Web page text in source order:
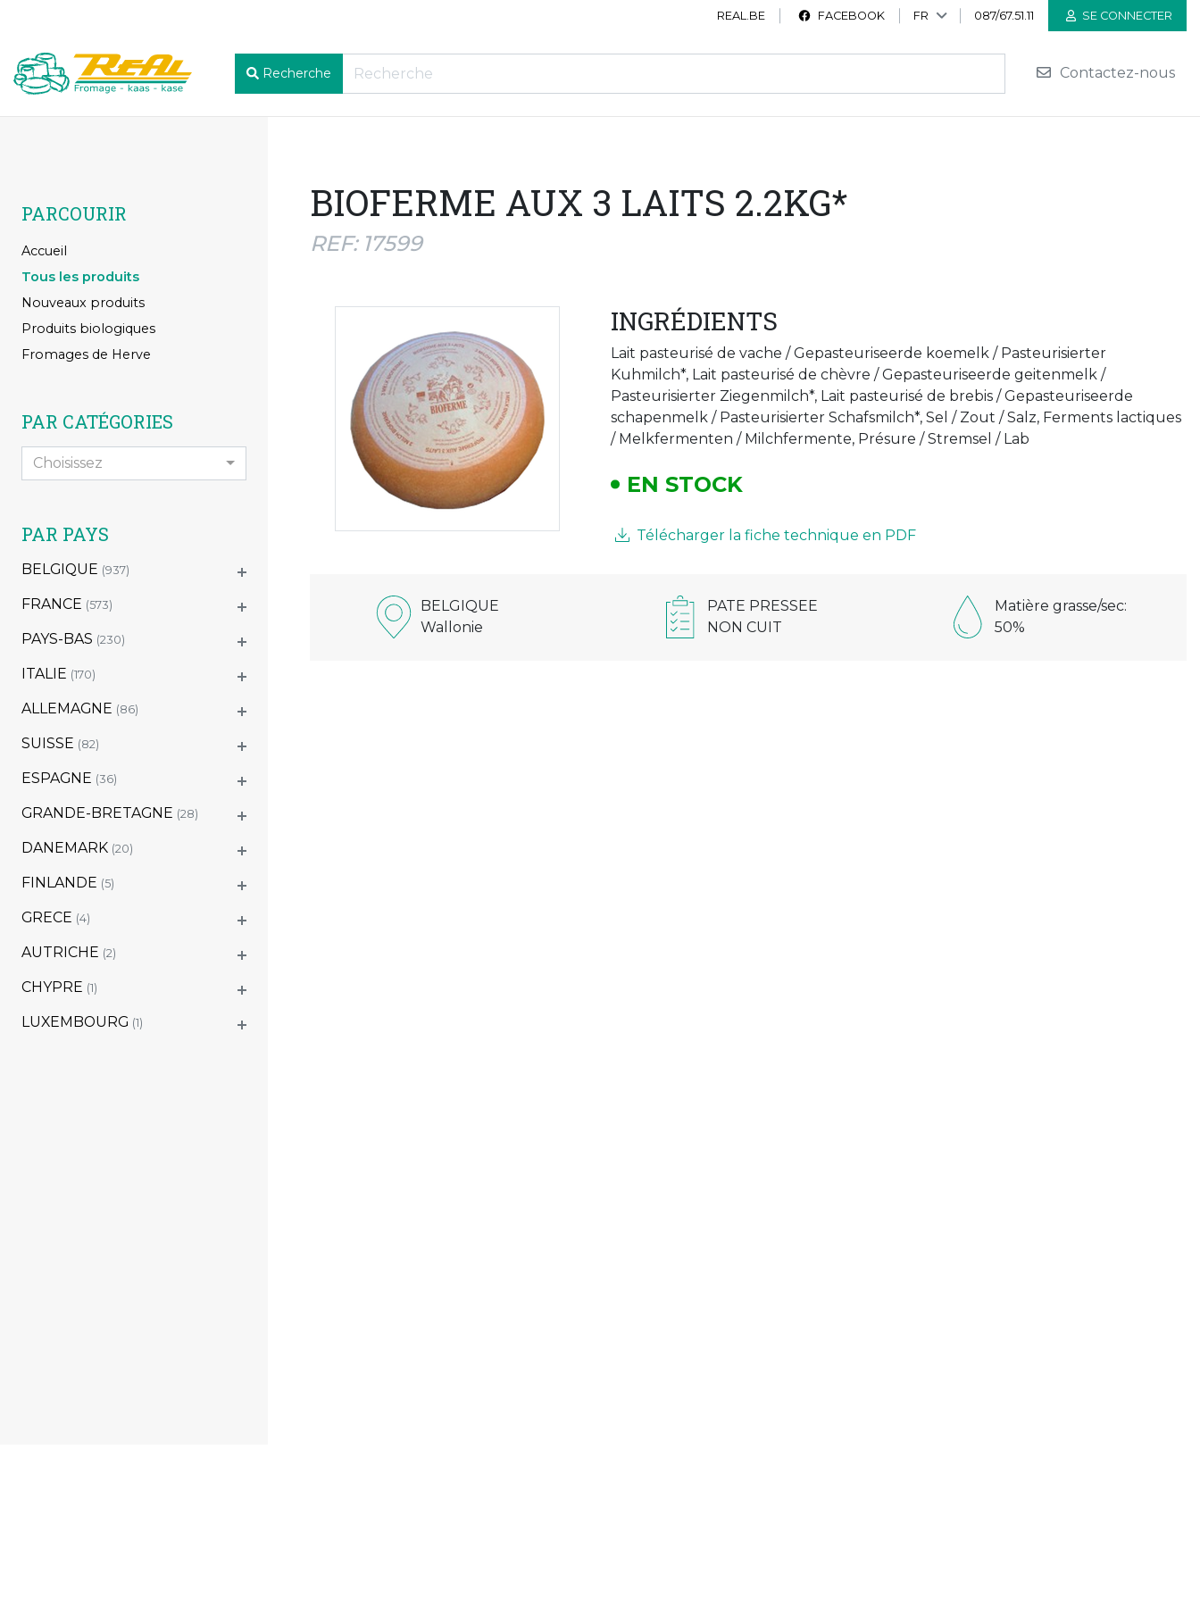
REAL.BE FACEBOOK FR 087/67.51.11 SE CONNECTER
Recherche Contactez-nous
PARCOURIR
Accueil
Tous les produits
Nouveaux produits
Produits biologiques
Fromages de Herve
PAR CATÉGORIES
Choisissez
PAR PAYS
BELGIQUE (937)
FRANCE (573)
PAYS-BAS (230)
ITALIE (170)
ALLEMAGNE (86)
SUISSE (82)
ESPAGNE (36)
GRANDE-BRETAGNE (28)
DANEMARK (20)
FINLANDE (5)
GRECE (4)
AUTRICHE (2)
CHYPRE (1)
LUXEMBOURG (1)
BIOFERME AUX 3 LAITS 2.2KG*
REF: 17599
INGRÉDIENTS
Lait pasteurisé de vache / Gepasteuriseerde koemelk / Pasteurisierter
Kuhmilch*, Lait pasteurisé de chèvre / Gepasteuriseerde geitenmelk /
Pasteurisierter Ziegenmilch*, Lait pasteurisé de brebis / Gepasteuriseerde
schapenmelk / Pasteurisierter Schafsmilch*, Sel / Zout / Salz, Ferments lactiques
/ Melkfermenten / Milchfermente, Présure / Stremsel / Lab
EN STOCK
Télécharger la fiche technique en PDF
BELGIQUE
Wallonie
PATE PRESSEE
NON CUIT
Matière grasse/sec:
50%